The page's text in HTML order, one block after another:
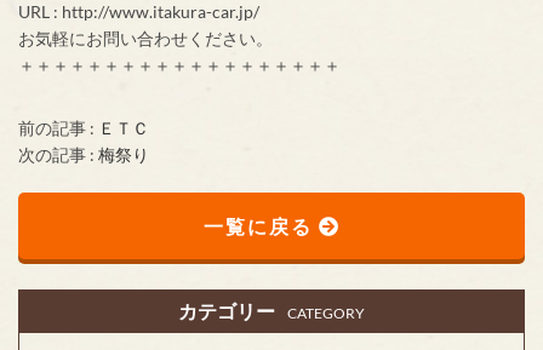
URL : http://www.itakura-car.jp/
お気軽にお問い合わせください。
＋＋＋＋＋＋＋＋＋＋＋＋＋＋＋＋＋＋＋
前の記事 : ＥＴＣ
次の記事 : 梅祭り
一覧に戻る
カテゴリー CATEGORY